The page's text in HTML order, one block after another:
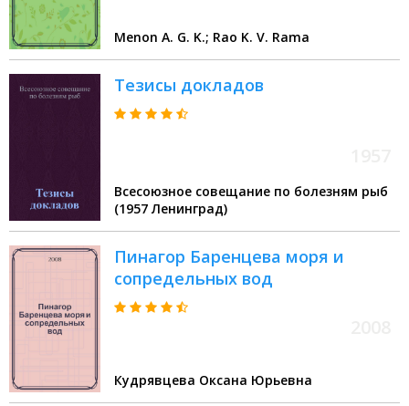
Menon A. G. K.; Rao K. V. Rama
Тезисы докладов
Всесоюзное совещание по болезням рыб
(1957 Ленинград)
Пинагор Баренцева моря и
сопредельных вод
Кудрявцева Оксана Юрьевна